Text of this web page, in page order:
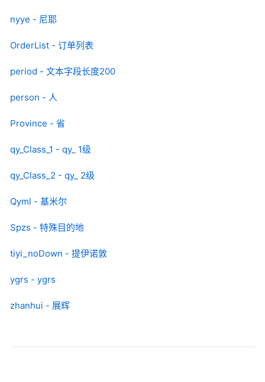
nyye - 尼耶
OrderList - 订单列表
period - 文本字段长度200
person - 人
Province - 省
qy_Class_1 - qy_ 1级
qy_Class_2 - qy_ 2级
Qyml - 基米尔
Spzs - 特殊目的地
tiyi_noDown - 提伊诺敦
ygrs - ygrs
zhanhui - 展辉